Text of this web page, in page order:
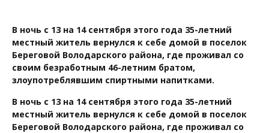
В ночь с 13 на 14 сентября этого года 35-летний
местный житель вернулся к себе домой в поселок
Береговой Володарского района, где проживал со
своим безработным 46-летним братом,
злоупотреблявшим спиртными напитками.
В ночь с 13 на 14 сентября этого года 35-летний
местный житель вернулся к себе домой в поселок
Береговой Володарского района, где проживал со